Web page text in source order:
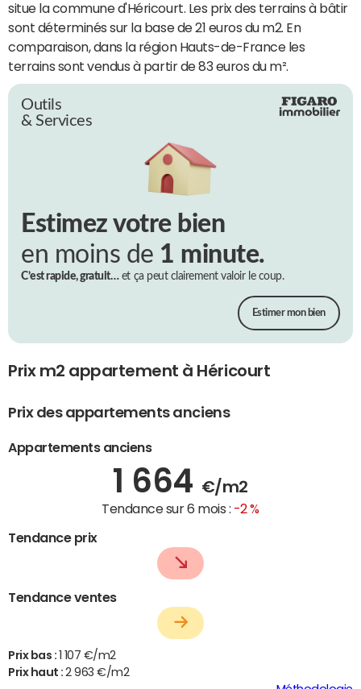
situe la commune d'Héricourt. Les prix des terrains à bâtir
sont déterminés sur la base de 21 euros du m2. En
comparaison, dans la région Hauts-de-France les
terrains sont vendus à partir de 83 euros du m².
Outils
& Services
Estimez votre bien
en moins de 1 minute.
C’est rapide, gratuit…et ça peut clairement valoir le coup.
Estimer mon bien
Prix m2 appartement à Héricourt
Prix des appartements anciens
Appartements anciens
1 664 €/m2
Tendance sur 6 mois : -2 %
Tendance prix
Tendance ventes
Prix bas : 1 107 €/m2
Prix haut :2 963 €/m2